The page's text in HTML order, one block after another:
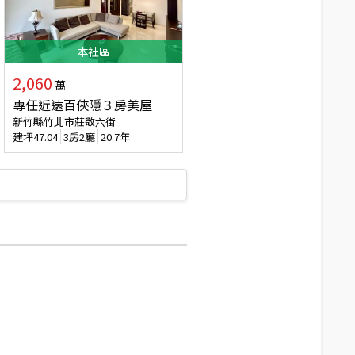
本社區
2,060 萬
專任近遠百俠隱３房美屋
新竹縣竹北市莊敬六街
建坪47.04 3房2廳 20.7年